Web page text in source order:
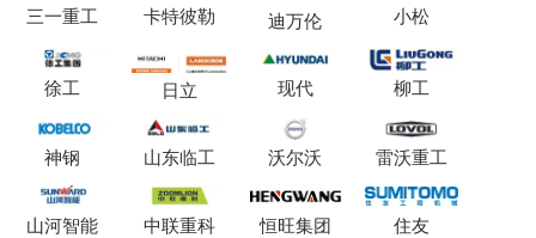
三一重工 卡特彼勒 迪万伦 小松
徐工 日立 现代 柳工
神钢 山东临工 沃尔沃 雷沃重工
山河智能 中联重科 恒旺集团 住友